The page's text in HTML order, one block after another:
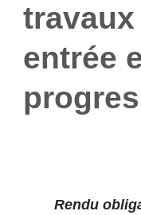
travaux
entrée
Rendu